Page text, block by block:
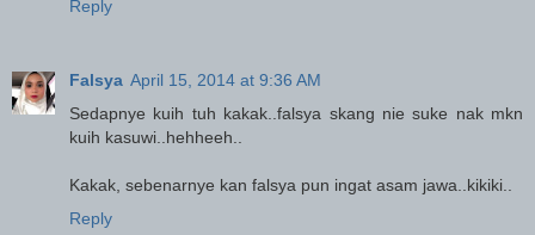
Reply
Falsya April 15, 2014 at 9:36 AM
Sedapnye kuih tuh kakak..falsya skang nie suke nak mkn
kuih kasuwi..hehheeh..
Kakak, sebenarnye kan falsya pun ingat asam jawa..kikiki..
Reply